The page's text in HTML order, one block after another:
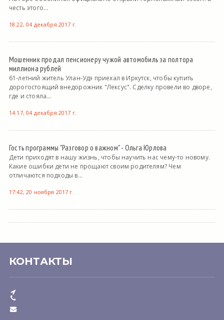
честь этого...
18:22, 04 декабря 2017 г.
Мошенник продал пенсионеру чужой автомобиль за полтора
миллиона рублей
61-летний житель Улан-Удэ приехал в Иркутск, чтобы купить
дорогостоящий внедорожник "Лексус". Сделку провели во дворе,
где и стояла...
14:17, 04 декабря 2017 г.
Гость программы "Разговор о важном" - Ольга Юрлова
Дети приходят в нашу жизнь, чтобы научить нас чему-то новому.
Какие ошибки дети не прощают своим родителям? Чем
отличаются подходы в...
17:42, 20 ноября 2017 г.
КОНТАКТЫ